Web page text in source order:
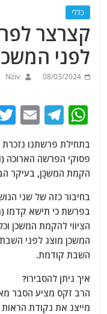
כללי
קצרצר
לפני
08/03/2024
Nziv
W
h
at
s
A
p
p
T
e
g
ra
m
E
ai
l
בתחילת פרשתנו
פסוקי הפרשה הארוכה
הקמת המִשְכָּן, בעיקר
בחיבור כזה של שני
בפרשת כי תישא קדמו
הציווי להקמת המשכן
המשכן מוצג לפני
השבת קודמת.
איך ניתן להסבירו?
הרב זקס מציע הסבר
מייצג את נקודת